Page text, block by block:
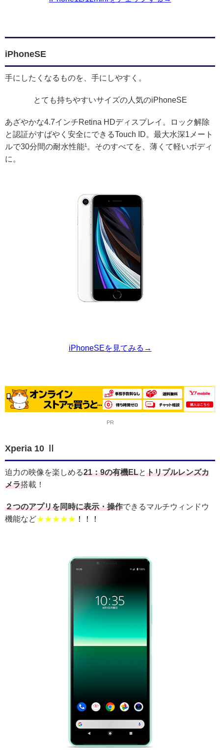
iPhoneSE
手にしたくなるものを、手にしやすく。
とても持ちやすいサイズの人気のiPhoneSE
あざやかな4.7インチRetina HDディスプレイ。ロック解除
と認証がすばやく安全にできるTouch ID。最大水深1メート
ルで30分間の耐水性能¹。そのすべてを、薄くて軽いボディ
に。
iPhoneSEを見てみる→
PR
Xperia 10 Ⅱ
迫力の映像を楽しめる21：9の有機ELとトリプルレンズカ
メラ搭載！
２つのアプリを同時に表示・操作できるマルチウィンドウ
機能など★★★★★ ！！！